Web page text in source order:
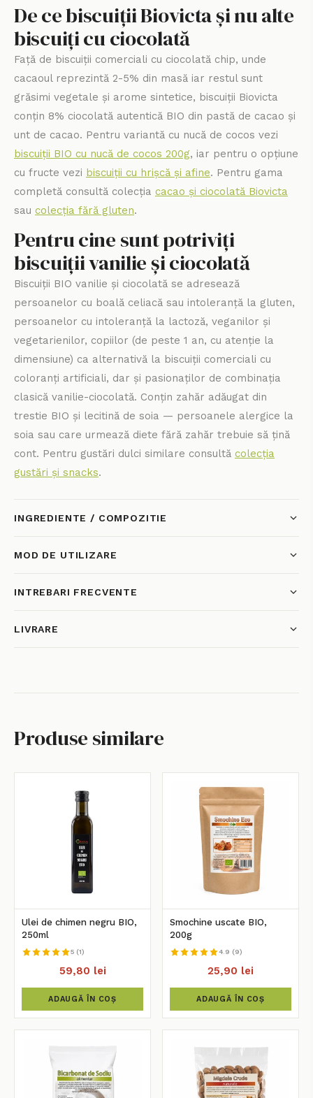
De ce biscuiții Biovicta și nu alte
biscuiți cu ciocolată
Față de biscuiții comerciali cu ciocolată chip, unde
cacaoul reprezintă 2-5% din masă iar restul sunt
grăsimi vegetale și arome sintetice, biscuiții Biovicta
conțin 8% ciocolată autentică BIO din pastă de cacao și
unt de cacao. Pentru variantă cu nucă de cocos vezi
biscuiții BIO cu nucă de cocos 200g, iar pentru o opțiune
cu fructe vezi biscuiții cu hrișcă și afine. Pentru gama
completă consultă colecția cacao și ciocolată Biovicta
sau colecția fără gluten.
Pentru cine sunt potriviți
biscuiții vanilie și ciocolată
Biscuiții BIO vanilie și ciocolată se adresează
persoanelor cu boală celiacă sau intoleranță la gluten,
persoanelor cu intoleranță la lactoză, veganilor și
vegetarienilor, copiilor (de peste 1 an, cu atenție la
dimensiune) ca alternativă la biscuiții comerciali cu
coloranți artificiali, dar și pasionaților de combinația
clasică vanilie-ciocolată. Conțin zahăr adăugat din
trestie BIO și lecitină de soia — persoanele alergice la
soia sau care urmează diete fără zahăr trebuie să țină
cont. Pentru gustări dulci similare consultă colecția
gustări și snacks.
INGREDIENTE / COMPOZITIE
MOD DE UTILIZARE
INTREBARI FRECVENTE
LIVRARE
Produse similare
Ulei de chimen negru BIO,
250ml
5 (1)
59,80 lei
ADAUGĂ ÎN COȘ
Smochine uscate BIO,
200g
4.9 (9)
25,90 lei
ADAUGĂ ÎN COȘ